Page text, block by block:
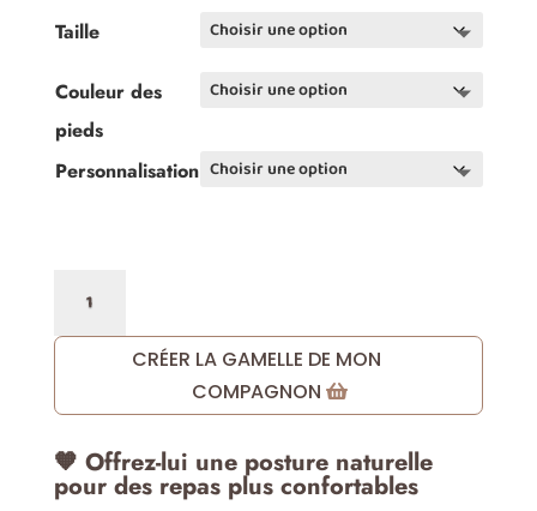
prix :
à
Taille
Couleur des
pieds
Personnalisation
Gamelle
en
bois
personnalisable
CRÉER LA GAMELLE DE MON
COMPAGNON
🧡 Offrez-lui une posture naturelle
pour des repas plus confortables